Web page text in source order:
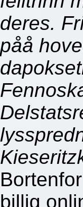
deres.
påå
billig